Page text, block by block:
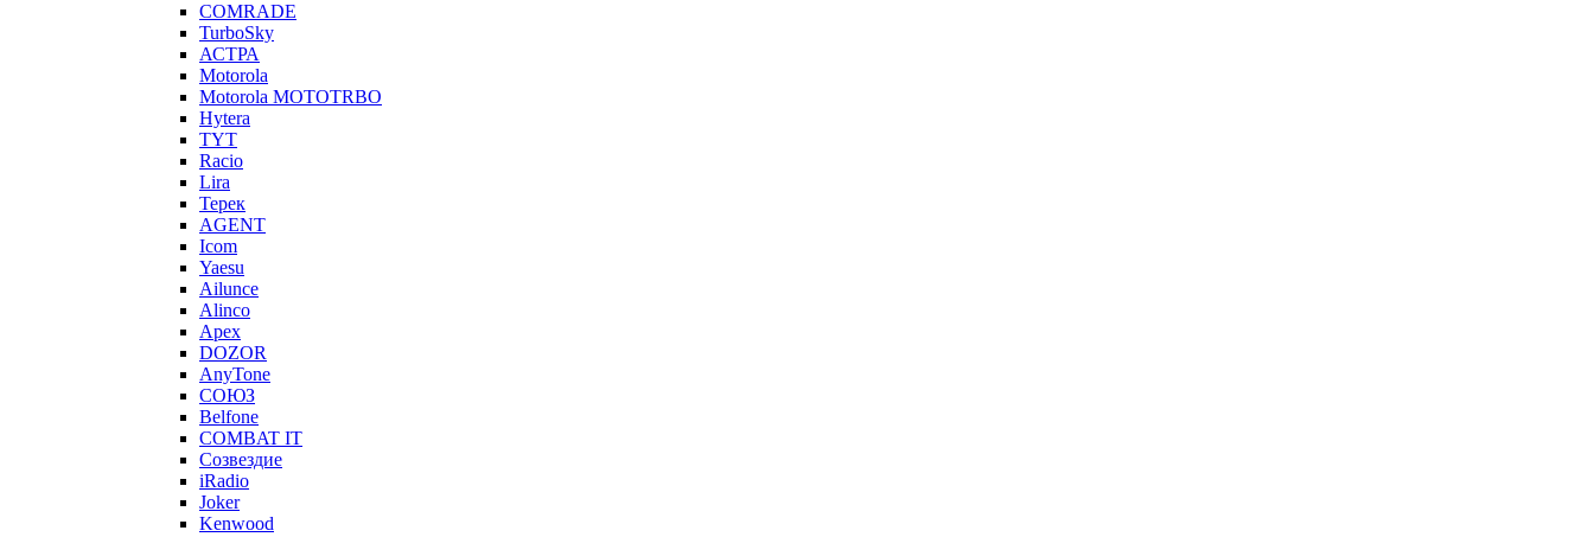
COMRADE
TurboSky
АСТРА
Motorola
Motorola MOTOTRBO
Hytera
TYT
Racio
Lira
Терек
AGENT
Icom
Yaesu
Ailunce
Alinco
Apex
DOZOR
AnyTone
СОЮЗ
Belfone
COMBAT IT
Созвездие
iRadio
Joker
Kenwood